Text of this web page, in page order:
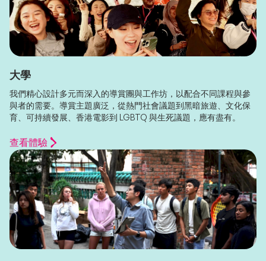
大學
我們精心設計多元而深入的導賞團與工作坊，以配合不同課程與參
與者的需要。導賞主題廣泛，從熱門社會議題到黑暗旅遊、文化保
育、可持續發展、香港電影到 LGBTQ 與生死議題，應有盡有。
查看體驗